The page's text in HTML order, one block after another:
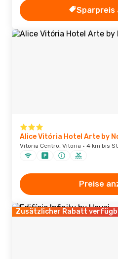
Sparpreis
Alice Vitória Hotel Arte by
Vitoria Centro, Vitoria · 4 km bis
Preise
Zusätzlicher Rabatt